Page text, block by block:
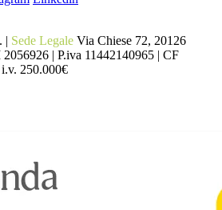
| Sede Legale Via Chiese 72, 20126
| P.iva 11442140965 | CF
250.000€